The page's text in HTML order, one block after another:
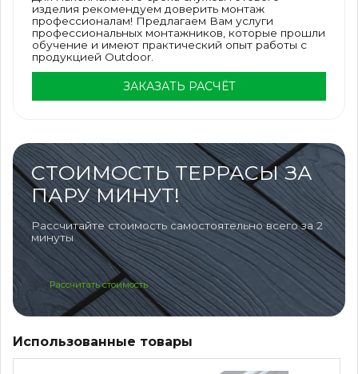
изделия рекомендуем доверить монтаж
профессионалам! Предлагаем Вам услуги
профессиональных монтажников, которые прошли
обучение и имеют практический опыт работы с
продукцией Outdoor.
ЗАКАЗАТЬ РАСЧЁТ
СТОИМОСТЬ ТЕРРАСЫ ЗА
ПАРУ МИНУТ!
Рассчитайте стоимость самостоятельно всего за 2
минуты
Рассчитать стоимость
Использованные товары